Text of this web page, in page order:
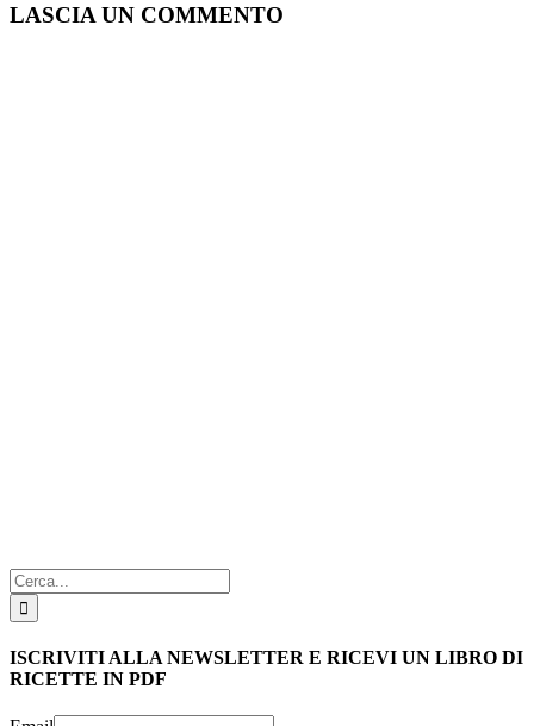
LASCIA UN COMMENTO
Cerca
per:
ISCRIVITI ALLA NEWSLETTER E RICEVI UN LIBRO DI
RICETTE IN PDF